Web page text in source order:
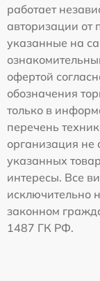
работает
авторизации от
указанные на
офертой
обозначения
только в
перечень
организация
указанных
интересы. Все
исключительно
законном
1487 ГК РФ.